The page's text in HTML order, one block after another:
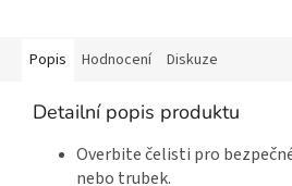
Popis Hodnocení Diskuze
Detailní popis produktu
Overbite čelisti pro
nebo trubek.